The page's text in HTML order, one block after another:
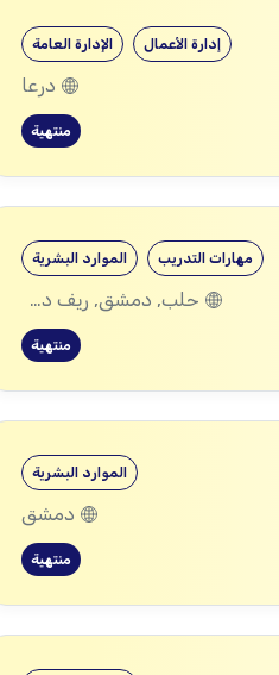
الإدارة العامة إدارة الأعمال
درعا
منتهية
الموارد البشرية مهارات التدريب
حلب, دمشق, ريف دمشق, ديرالزور, درعا, إدلب, القنيطرة, حمص, الحسكة, حماة
منتهية
الموارد البشرية
دمشق
منتهية